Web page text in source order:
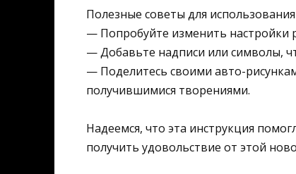
Полезные советы для
— Попробуйте изменить настройки
— Добавьте надписи или символы,
— Поделитесь своими авто-
получившимися творениями.
Надеемся, что эта инструкция
получить удовольствие от этой